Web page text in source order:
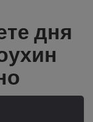
дня